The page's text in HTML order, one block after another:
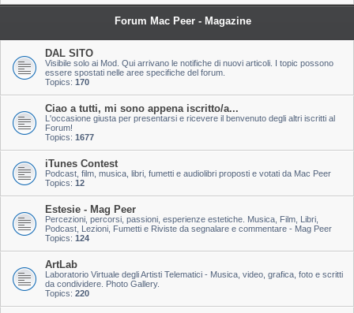
Forum Mac Peer - Magazine
DAL SITO
Visibile solo ai Mod. Qui arrivano le notifiche di nuovi articoli. I topic possono
essere spostati nelle aree specifiche del forum.
Topics: 170
Ciao a tutti, mi sono appena iscritto/a...
L'occasione giusta per presentarsi e ricevere il benvenuto degli altri iscritti al
Forum!
Topics: 1677
iTunes Contest
Podcast, film, musica, libri, fumetti e audiolibri proposti e votati da Mac Peer
Topics: 12
Estesie - Mag Peer
Percezioni, percorsi, passioni, esperienze estetiche. Musica, Film, Libri,
Podcast, Lezioni, Fumetti e Riviste da segnalare e commentare - Mag Peer
Topics: 124
ArtLab
Laboratorio Virtuale degli Artisti Telematici - Musica, video, grafica, foto e scritti
da condividere. Photo Gallery.
Topics: 220